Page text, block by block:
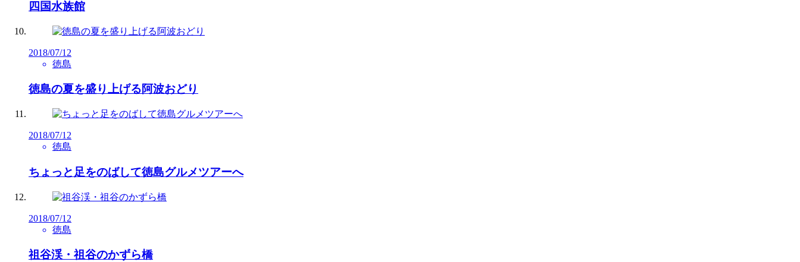
四国水族館
2018/07/12
徳島
徳島の夏を盛り上げる阿波おどり
2018/07/12
徳島
ちょっと足をのばして徳島グルメツアーへ
2018/07/12
徳島
祖谷渓・祖谷のかずら橋